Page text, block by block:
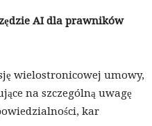
AI dla prawników
wielostronicowej umowy,
na szczególną uwagę
kar